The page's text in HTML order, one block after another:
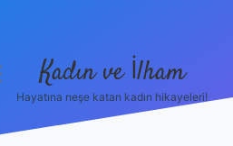
Kadın ve İlham
Hayatına neşe katan kadın hikayeleri!